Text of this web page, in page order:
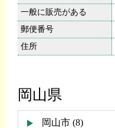
一般に販売がある
郵便番号
住所
岡山県
岡山市 (8)